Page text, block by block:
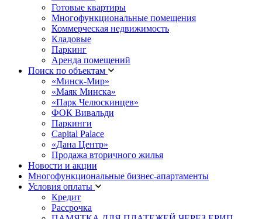
Готовые квартиры
Многофункциональные помещения
Коммерческая недвижимость
Кладовые
Паркинг
Аренда помещений
Поиск по объектам
«Минск-Мир»
«Маяк Минска»
«Парк Челюскинцев»
ФОК Вивальди
Паркинги
Capital Palace
«Дана Центр»
Продажа вторичного жилья
Новости и акции
Многофункциональные бизнес-апартаменты
Условия оплаты
Кредит
Рассрочка